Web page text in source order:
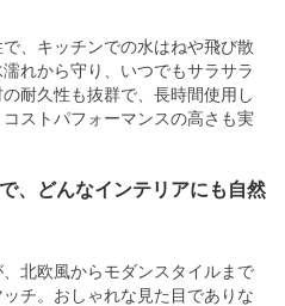
、キッチンでの水はねや飛び散
れから守り、いつでもサラサラ
耐久性も抜群で、長時間使用し
ストパフォーマンスの高さも実
、どんなインテリアにも自然
北欧風からモダンスタイルまで
チ。おしゃれな見た目でありな